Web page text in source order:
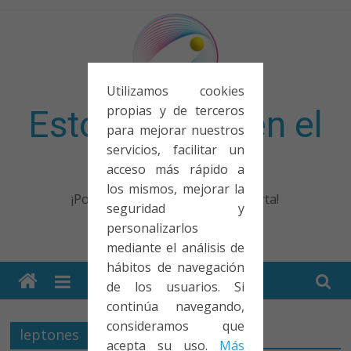
Utilizamos cookies
propias y de terceros
para mejorar nuestros
servicios, facilitar un
acceso más rápido a
los mismos, mejorar la
seguridad y
personalizarlos
mediante el análisis de
hábitos de navegación
de los usuarios. Si
continúa navegando,
consideramos que
acepta su uso. Más
Esto no entra en el
examen
¡Porque no solo el examen importa!
leptones